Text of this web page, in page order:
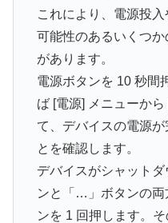
これにより、電源投
可能性のあるいくつ
があります。
電源ボタンを 10 秒間
ば [電源] メニューか
て、デバイスの電源
とを確認します。
デバイスがシャット
ンと「…」ボタンの両
ンを 1 回押します。